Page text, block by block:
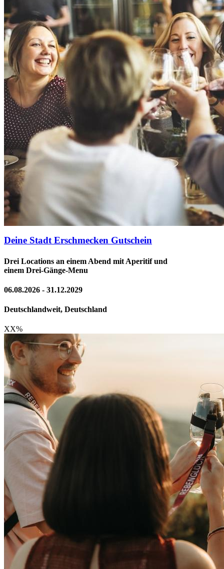
Deine Stadt Erschmecken Gutschein
Drei Locations an einem Abend mit Aperitif und
einem Drei-Gänge-Menu
06.08.2026 - 31.12.2029
Deutschlandweit, Deutschland
XX%